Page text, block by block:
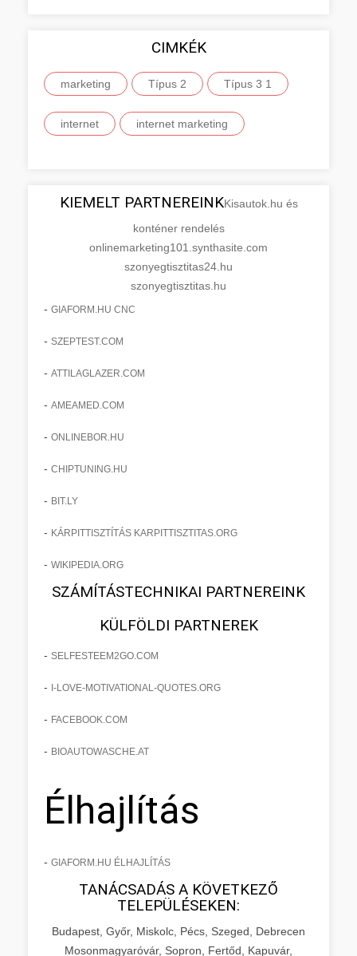
CIMKÉK
marketing Típus 2 Típus 3 1
internet internet marketing
KIEMELT PARTNEREINKKisautok.hu és
konténer rendelés
onlinemarketing101.synthasite.com
szonyegtisztitas24.hu
szonyegtisztitas.hu
- GIAFORM.HU CNC
- SZEPTEST.COM
- ATTILAGLAZER.COM
- AMEAMED.COM
- ONLINEBOR.HU
- CHIPTUNING.HU
- BIT.LY
- KÁRPITTISZTÍTÁS KARPITTISZTITAS.ORG
- WIKIPEDIA.ORG
SZÁMÍTÁSTECHNIKAI PARTNEREINK
KÜLFÖLDI PARTNEREK
- SELFESTEEM2GO.COM
- I-LOVE-MOTIVATIONAL-QUOTES.ORG
- FACEBOOK.COM
- BIOAUTOWASCHE.AT
Élhajlítás
- GIAFORM.HU ÉLHAJLÍTÁS
TANÁCSADÁS A KÖVETKEZŐ
TELEPÜLÉSEKEN:
Budapest, Győr, Miskolc, Pécs, Szeged, Debrecen
Mosonmagyaróvár, Sopron, Fertőd, Kapuvár,